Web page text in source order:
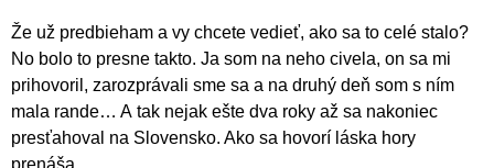
Že už predbieham a vy chcete vedieť, ako sa to celé stalo?
No bolo to presne takto. Ja som na neho civela, on sa mi
prihovoril, zarozprávali sme sa a na druhý deň som s ním
mala rande… A tak nejak ešte dva roky až sa nakoniec
presťahoval na Slovensko. Ako sa hovorí láska hory